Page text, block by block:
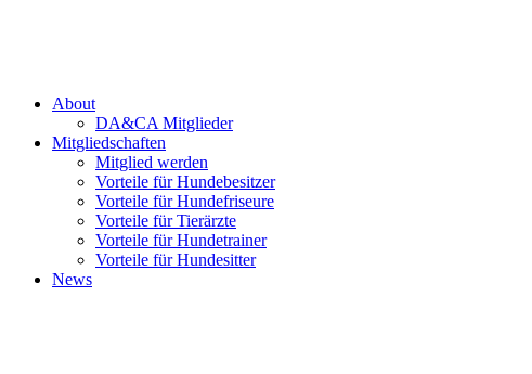
About
DA&CA Mitglieder
Mitgliedschaften
Mitglied werden
Vorteile für Hundebesitzer
Vorteile für Hundefriseure
Vorteile für Tierärzte
Vorteile für Hundetrainer
Vorteile für Hundesitter
News